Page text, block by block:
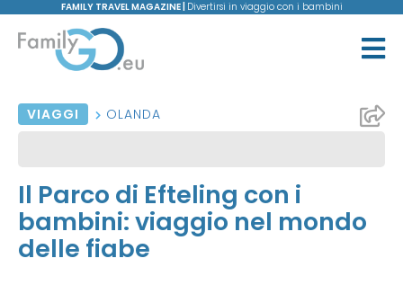
FAMILY TRAVEL MAGAZINE | Divertirsi in viaggio con i bambini
VIAGGI OLANDA
Il Parco di Efteling con i
bambini: viaggio nel mondo
delle fiabe